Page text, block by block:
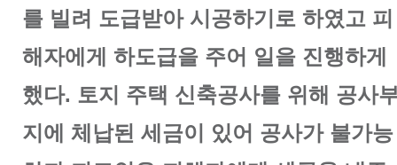
를 빌려 도급받아 시공하기로 하였고 피
해자에게 하도급을 주어 일을 진행하게
했다. 토지 주택 신축공사를 위해 공사
지에 체납된 세금이 있어 공사가 불가능